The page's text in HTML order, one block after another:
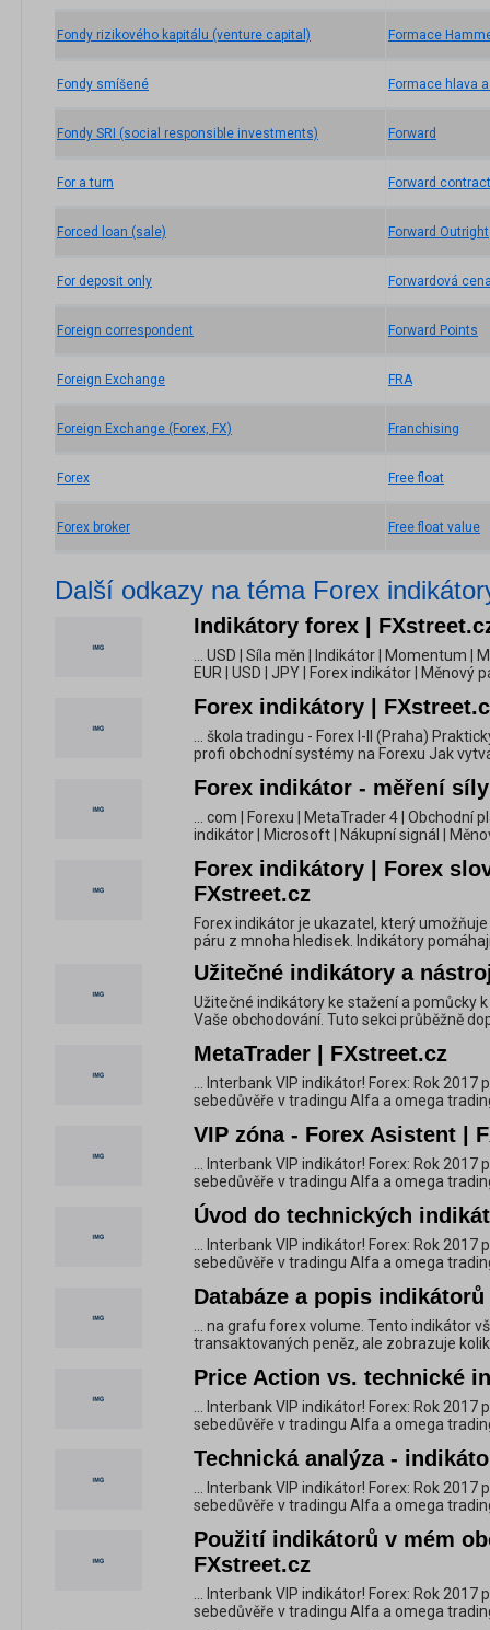
Fondy rizikového kapitálu (venture capital)
Fondy smíšené
Fondy SRI (social responsible investments)
For a turn
Forced loan (sale)
For deposit only
Foreign correspondent
Foreign Exchange
Foreign Exchange (Forex, FX)
Forex
Forex broker
Formace
Formace hlava
Forward
Forward contract
Forward Outright
Forwardová
Forward Points
FRA
Franchising
Free float
Free float value
Další odkazy na téma Forex
Indikátory forex |
... USD | Síla měn | Indikátor | Momentum |
EUR | USD | JPY | Forex indikátor | Měnový
Forex indikátory |
... škola tradingu - Forex I-II (Praha)
profi obchodní systémy na Forexu Jak
Forex indikátor - měření
... com | Forexu | MetaTrader 4 | Obchodní
indikátor | Microsoft | Nákupní signál |
Forex indikátory | Forex
FXstreet.cz
Forex indikátor je ukazatel, který
páru z mnoha hledisek. Indikátory
Užitečné indikátory a
Užitečné indikátory ke stažení a pomůcky
Vaše obchodování. Tuto sekci průběžně
MetaTrader | FXstreet.cz
... Interbank VIP indikátor! Forex: Rok
sebedůvěře v tradingu Alfa a omega
VIP zóna - Forex Asistent |
... Interbank VIP indikátor! Forex: Rok
sebedůvěře v tradingu Alfa a omega
Úvod do technických
... Interbank VIP indikátor! Forex: Rok
sebedůvěře v tradingu Alfa a omega
Databáze a popis
... na grafu forex volume. Tento indikátor
transaktovaných peněz, ale zobrazuje
Price Action vs. technické
... Interbank VIP indikátor! Forex: Rok
sebedůvěře v tradingu Alfa a omega
Technická analýza -
... Interbank VIP indikátor! Forex: Rok
sebedůvěře v tradingu Alfa a omega
Použití indikátorů v mém
FXstreet.cz
... Interbank VIP indikátor! Forex: Rok
sebedůvěře v tradingu Alfa a omega